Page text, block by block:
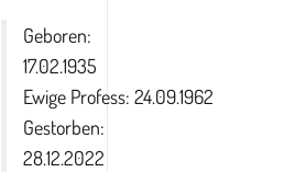
Geboren:
17.02.1935
Ewige Profess: 24.09.1962
Gestorben:
28.12.2022